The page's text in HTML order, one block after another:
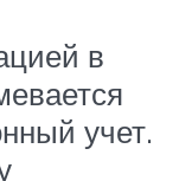
в
учет.